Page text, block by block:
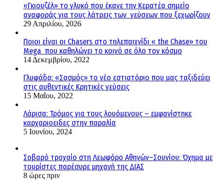
«Γκιουζέλ» το γλυκό που έκανε την Κερατέα σημείο
αναφοράς για τους λάτρεις των γεύσεων που ξεχωρίζουν
29 Απριλίου, 2026
Ποιοι είναι οι Chasers στο τηλεπαιχνίδι « the Chase» του
Mega που καθηλώνει το κοινό σε όλο τον κόσμο
14 Δεκεμβρίου, 2022
Γλυφάδα: «Σασμός» το νέο εστιατόριο που μας ταξιδεύει
στις αυθεντικές Κρητικές γεύσεις
15 Μαΐου, 2022
Λάρισα: Τρόμος για τους λουόμενους – εμφανίστηκε
καρχαριοειδες στην παραλία
5 Ιουνίου, 2024
Σοβαρό τροχαίο στη Λεωφόρο Αθηνών–Σουνίου: Όχημα με
τουρίστες παρέσυρε μηχανή της ΔΙΑΣ
8 ώρες πριν